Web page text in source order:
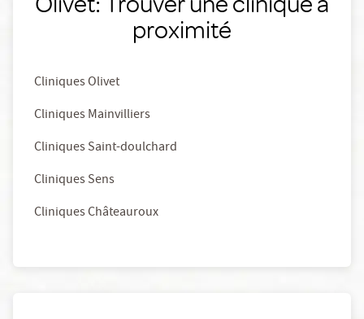
proximité
Cliniques Olivet
Cliniques Mainvilliers
Cliniques Saint-doulchard
Cliniques Sens
Cliniques Châteauroux